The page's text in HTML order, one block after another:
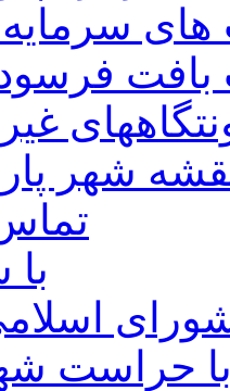
سرمایه
بافت
شهر
با
حراست